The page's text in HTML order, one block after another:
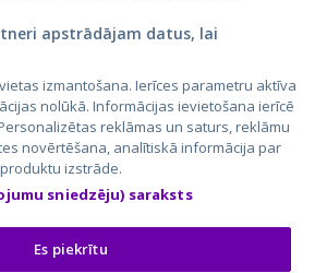
CVbankas.lt
Kainos.lt
Paslaugos.lt
auto24.ee
Osta.ee
KuldneBörs.ee
apstrādājam datus, lai
izmantošana. Ierīces parametru aktīva
nolūkā. Informācijas ievietošana ierīcē
reklāmas un saturs, reklāmu
novērtēšana, analītiskā informācija par
izstrāde.
sniedzēju) saraksts
Es piekrītu